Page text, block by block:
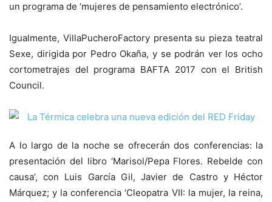
un programa de ‘mujeres de pensamiento electrónico’.
Igualmente, VillaPucheroFactory presenta su pieza teatral
Sexe, dirigida por Pedro Okaña, y se podrán ver los ocho
cortometrajes del programa BAFTA 2017 con el British
Council.
A lo largo de la noche se ofrecerán dos conferencias: la
presentación del libro ‘Marisol/Pepa Flores. Rebelde con
causa’, con Luis García Gil, Javier de Castro y Héctor
Márquez; y la conferencia ‘Cleopatra VII: la mujer, la reina,